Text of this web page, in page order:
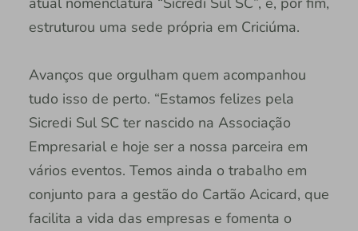
estruturou uma sede própria em Criciúma.
Avanços que orgulham quem acompanhou
tudo isso de perto. “Estamos felizes pela
Sicredi Sul SC ter nascido na Associação
Empresarial e hoje ser a nossa parceira em
vários eventos. Temos ainda o trabalho em
conjunto para a gestão do Cartão Acicard, que
facilita a vida das empresas e fomenta o